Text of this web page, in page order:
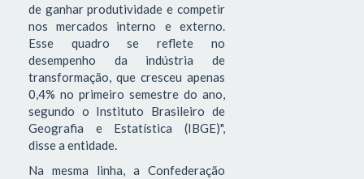
de ganhar produtividade e competir
nos mercados interno e externo.
Esse quadro se reflete no
desempenho da indústria de
transformação, que cresceu apenas
0,4% no primeiro semestre do ano,
segundo o Instituto Brasileiro de
Geografia e Estatística (IBGE)",
disse a entidade.
Na mesma linha, a Confederação